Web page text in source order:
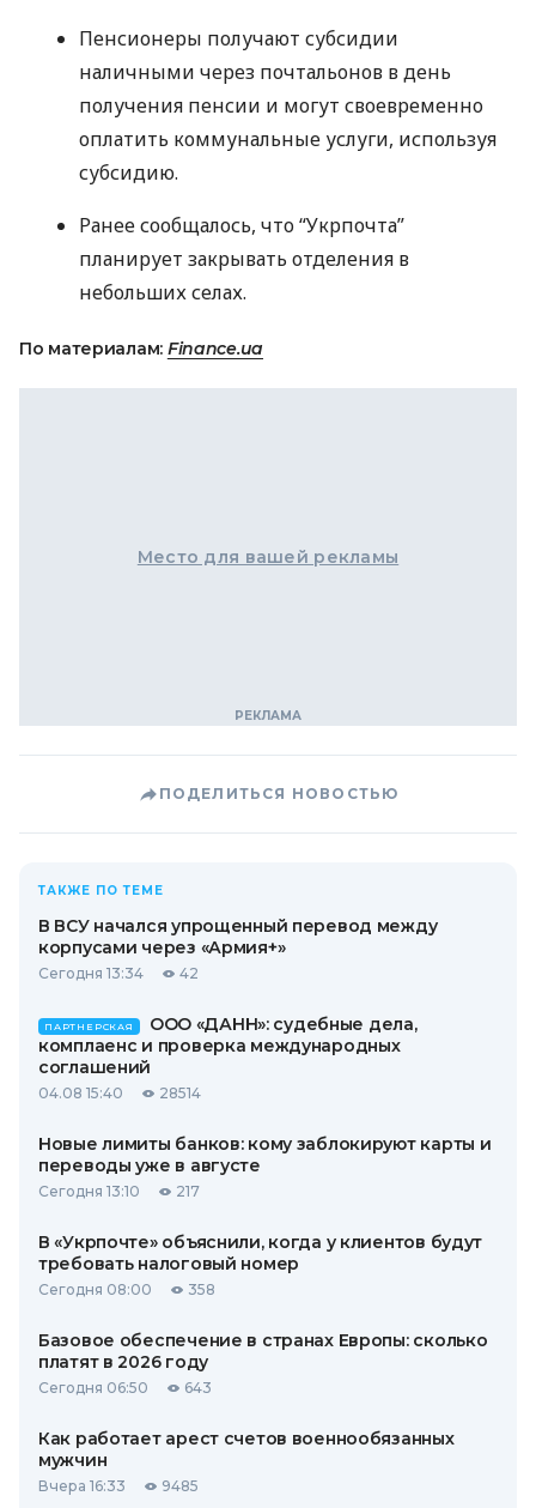
Пенсионеры получают субсидии
наличными через почтальонов в день
получения пенсии и могут своевременно
оплатить коммунальные услуги, используя
субсидию.
Ранее сообщалось, что “Укрпочта”
планирует закрывать отделения в
небольших селах.
По материалам: Finance.ua
Место для вашей рекламы
ПОДЕЛИТЬСЯ НОВОСТЬЮ
ТАКЖЕ ПО ТЕМЕ
В ВСУ начался упрощенный перевод между
корпусами через «Армия+»
Сегодня 13:34 42
ПАРТНЕРСКАЯ
ООО «ДАНН»: судебные дела,
комплаенс и проверка международных
соглашений
04.08 15:40 28514
Новые лимиты банков: кому заблокируют карты и
переводы уже в августе
Сегодня 13:10 217
В «Укрпочте» объяснили, когда у клиентов будут
требовать налоговый номер
Сегодня 08:00 358
Базовое обеспечение в странах Европы: сколько
платят в 2026 году
Сегодня 06:50 643
Как работает арест счетов военнообязанных
мужчин
Вчера 16:33 9485